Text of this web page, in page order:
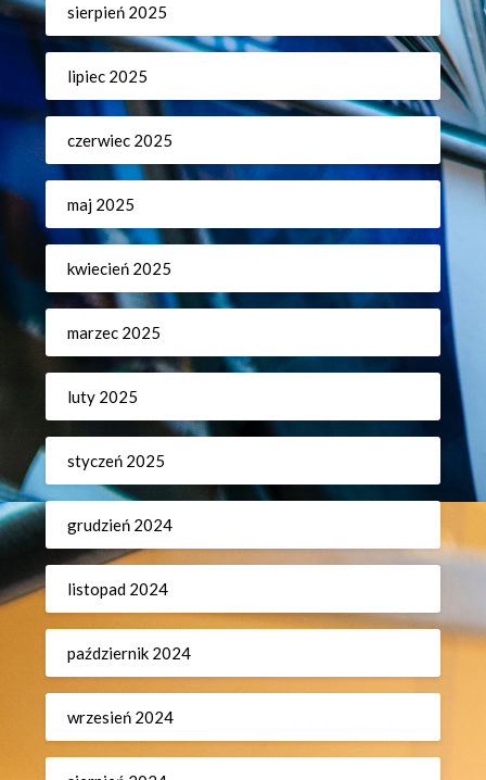
sierpień 2025
lipiec 2025
czerwiec 2025
maj 2025
kwiecień 2025
marzec 2025
luty 2025
styczeń 2025
grudzień 2024
listopad 2024
październik 2024
wrzesień 2024